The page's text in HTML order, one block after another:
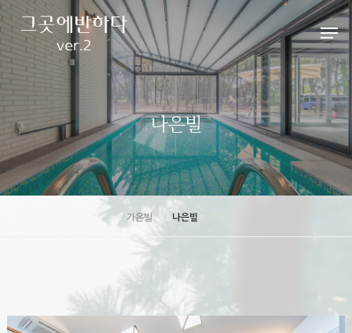
Hit enter to search or ESC to close
나은빌
가은빌 나은빌